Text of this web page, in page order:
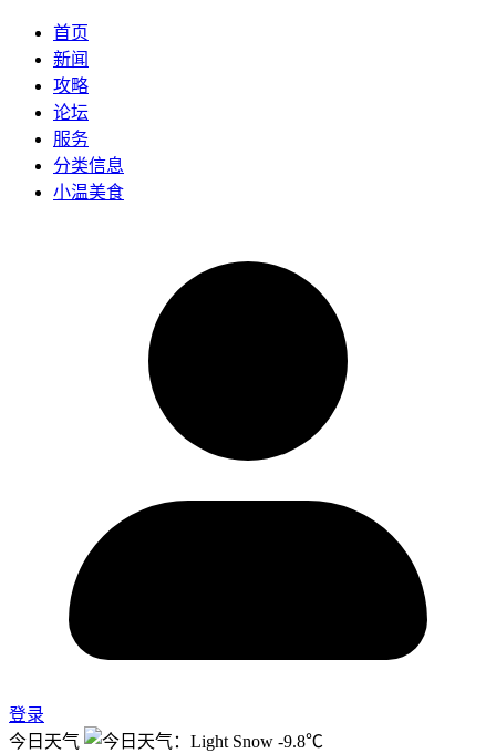
首页
新闻
攻略
论坛
服务
分类信息
小温美食
登录
今日天气
-9.8℃